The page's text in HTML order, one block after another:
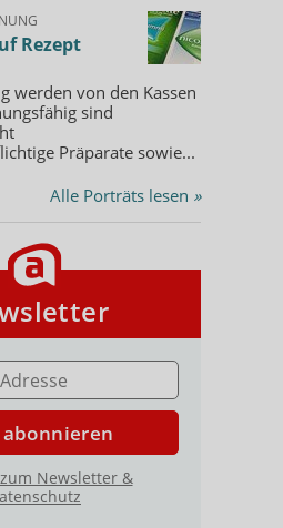
Rezept
werden von den Kassen
sind
Präparate sowie...
Alle Porträts lesen »
abonnieren
Newsletter &